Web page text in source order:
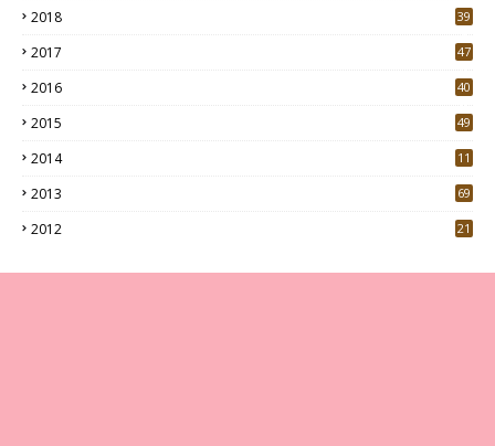
2018
39
2017
47
2016
40
2015
49
2014 11
2013 69
2012 21